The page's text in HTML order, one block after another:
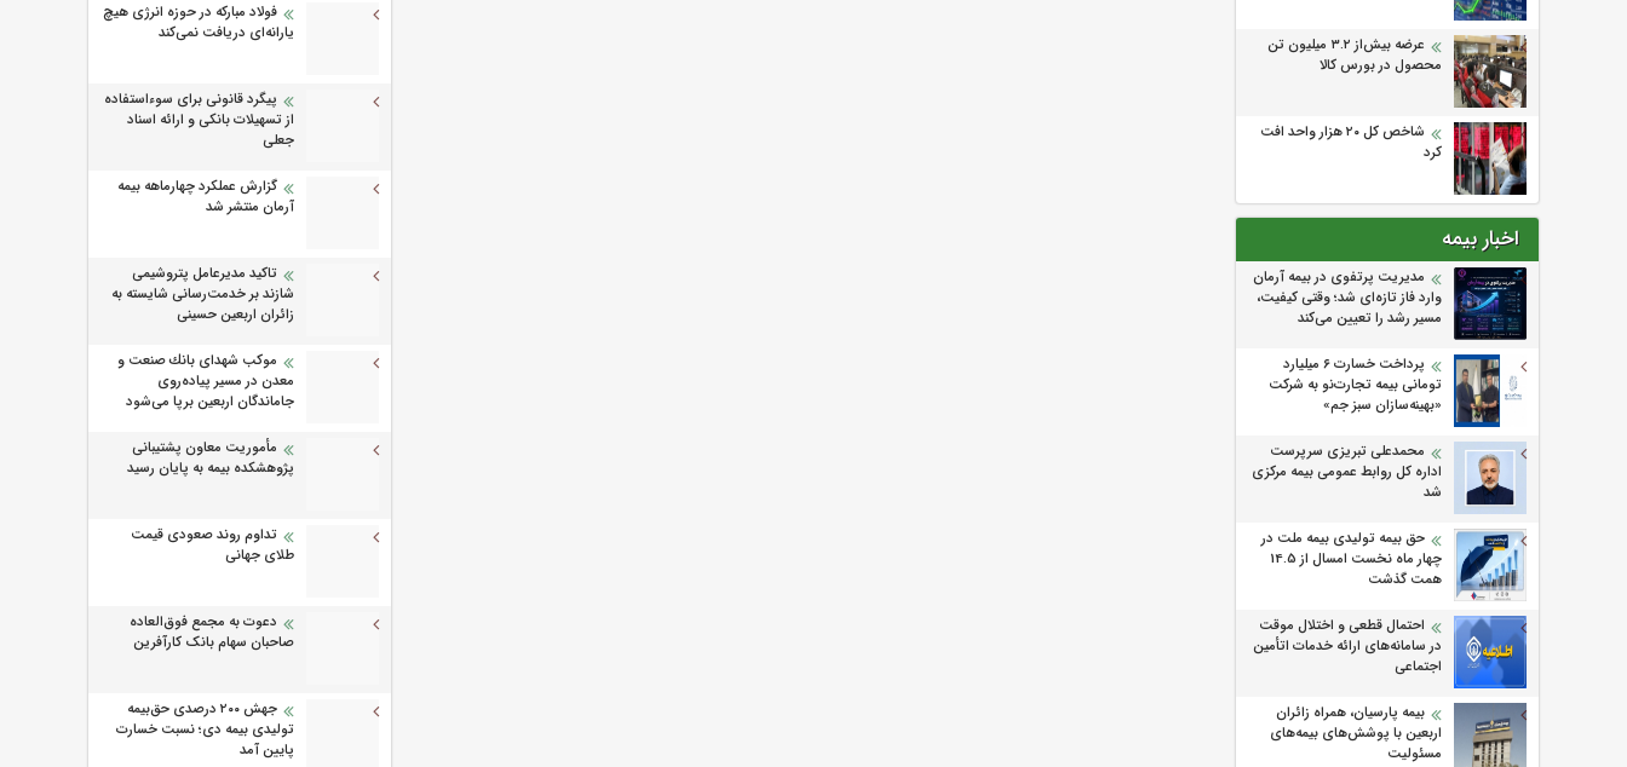
عرضه بیش‌از ۳.۲ میلیون تن
محصول در بورس کالا
شاخص کل ۲۰ هزار واحد افت
کرد
اخبار بیمه
مدیریت پرتفوی در بیمه آرمان
وارد فاز تازه‌ای شد؛ وقتی کیفیت،
مسیر رشد را تعیین می‌کند
پرداخت خسارت ۶ میلیارد
تومانی بیمه تجارت‌نو به شرکت
«بهینه‌سازان سبز جم»
محمدعلی تبریزی سرپرست
اداره كل روابط عمومی بیمه مركزی
شد
حق بیمه تولیدی بیمه ملت در
چهار ماه نخست امسال از 14.5
همت گذشت
احتمال قطعی و اختلال موقت
در سامانه‌های ارائه خدمات اتأمین
اجتماعی
بیمه پارسیان، همراه زائران
اربعین با پوشش‌های بیمه‌های
مسئولیت
فولاد مبارکه در حوزه انرژی هیچ
یارانه‌ای دریافت نمی‌کند
پیگرد قانونی برای سوءاستفاده
از تسهیلات بانکی و ارائه اسناد
جعلی
گزارش عملکرد چهارماهه بیمه
آرمان منتشر شد
تاکید مدیرعامل پتروشیمی
شازند بر خدمت‌رسانی شایسته به
زائران اربعین حسینی
موكب شهدای بانك صنعت و
معدن در مسیر پیاده‌روی
جاماندگان اربعین برپا می‌شود
مأموریت معاون پشتیبانی
پژوهشكده بیمه به پایان رسید
تداوم روند صعودی قیمت
طلای جهانی
دعوت به مجمع فوق‌العاده
صاحبان سهام بانک کارآفرین
جهش ۲۰۰ درصدی حق‌بیمه
تولیدی بیمه دی؛ نسبت خسارت
پایین آمد